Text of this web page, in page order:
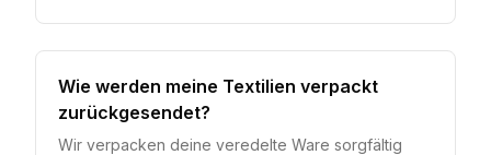
Wie werden meine Textilien verpackt
zurückgesendet?
Wir verpacken deine veredelte Ware sorgfältig